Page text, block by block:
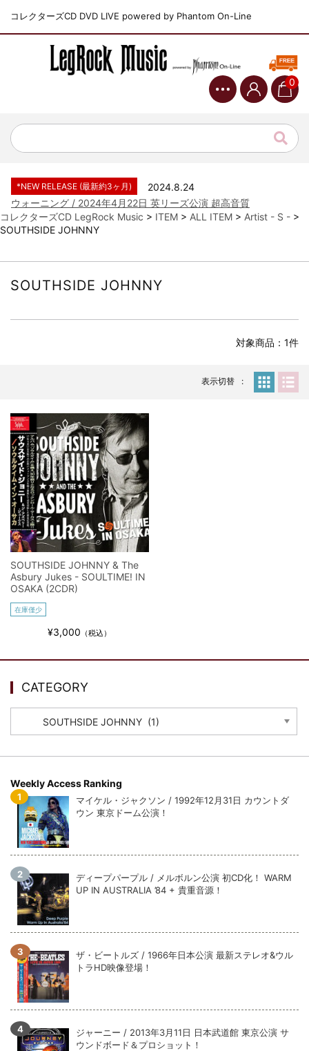
コレクターズCD DVD LIVE powered by Phantom On-Line
0
ジャーニー / 1979年5月8+9日 コロラド州 2公演 SBD 完全収録！
*NEW RELEASE (最新約3ヶ月)
2024.11.9
*NEW RELEASE (最新約3ヶ月)
2024.8.24
ウォーニング / 2024年4月22日 英リーズ公演 超高音質
IEM+Aud！
*NEW RELEASE (最新約3ヶ月)
収録！
*NEW RELEASE (最新約3ヶ月)
2024.6.24
スコーピオンズ / 2024年6月15日 リスボン公演 FHD 完全収録！
マネスキン / 2024年6月9日 ドイツ ROCK AM RING 公演 FHD 完
リアム・ギャラガー / 2024年6月1日 英国シェフィールド公演 完
全収録！
*NEW RELEASE (最新約3ヶ月)
メガデス / 2023年8月4日 ドイツ W.O.A. 公演 FHD 完全収録！
*NEW RELEASE (最新約3ヶ月)
2024.6.9
ユーライア・ヒープ / 2023年8月3日 ドイツ W.O.A. 公演 FHD 完
全収録！
*NEW RELEASE (最新約3ヶ月)
2024.6.9
ジャーニー / 1979年5月8+9日 コロラド州 2公演 SBD 完全収録！
*NEW RELEASE (最新約3ヶ月)
NGHFB / 2024年7月28日 フジロック’24公演 超高音質AI-SBD！
*NEW RELEASE (最新約3ヶ月)
ウォーニング / 2024年4月22日 英リーズ公演 超高音質
IEM+Aud！
収録！
全収録！
*NEW RELEASE (最新約3ヶ月)
マネスキン / 2024年6月9日 ドイツ ROCK AM RING 公演 FHD 完
全収録！
*NEW RELEASE (最新約3ヶ月)
リアム・ギャラガー / 2024年6月1日 英国シェフィールド公演 完
全収録！
*NEW RELEASE (最新約3ヶ月)
2024.6.9
メガデス / 2023年8月4日 ドイツ W.O.A. 公演 FHD 完全収録！
*NEW RELEASE (最新約3ヶ月)
ユーライア・ヒープ / 2023年8月3日 ドイツ W.O.A. 公演 FHD 完
全収録！
*NEW RELEASE (最新約3ヶ月)
2024.6.9
ジャーニー / 1979年5月8+9日 コロラド州 2公演 SBD 完全収録！
コレクターズCD LegRock Music > ITEM > ALL ITEM > Artist - S - >
SOUTHSIDE JOHNNY
SOUTHSIDE JOHNNY
対象商品：1件
表示切替
SOUTHSIDE JOHNNY & The
Asbury Jukes - SOULTIME! IN
OSAKA (2CDR)
在庫僅少
¥3,000 （税込）
CATEGORY
Weekly Access Ranking
マイケル・ジャクソン / 1992年12月31日 カウントダ
ウン 東京ドーム公演！
ディープパープル / メルボルン公演 初CD化！ WARM
UP IN AUSTRALIA ’84 + 貴重音源！
ザ・ビートルズ / 1966年日本公演 最新ステレオ&ウル
トラHD映像登場！
ジャーニー / 2013年3月11日 日本武道館 東京公演 サ
ウンドボード＆プロショット！